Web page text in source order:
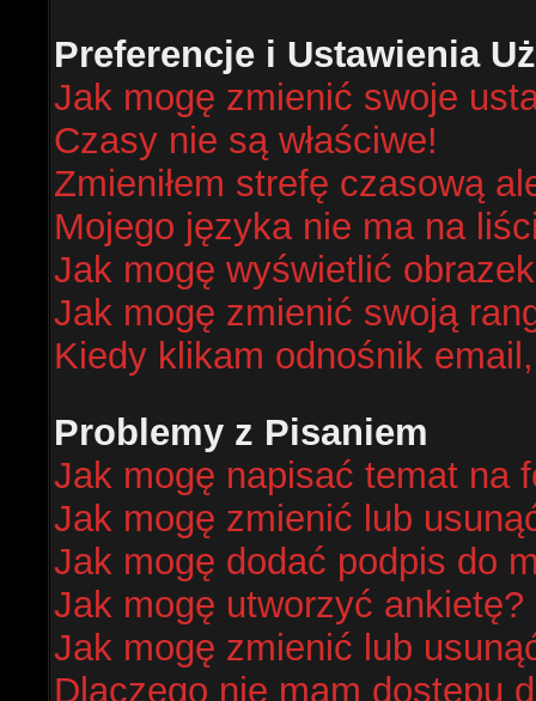
Preferencje i Ustawienia
Jak mogę zmienić swoje
Czasy nie są właściwe!
Zmieniłem strefę czasową
Mojego języka nie ma na
Jak mogę wyświetlić
Jak mogę zmienić swoją
Kiedy klikam odnośnik
Problemy z Pisaniem
Jak mogę napisać temat na
Jak mogę zmienić lub
Jak mogę dodać podpis do
Jak mogę utworzyć ankietę?
Jak mogę zmienić lub
Dlaczego nie mam dostępu